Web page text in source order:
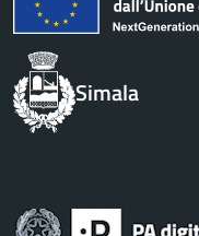
Simala